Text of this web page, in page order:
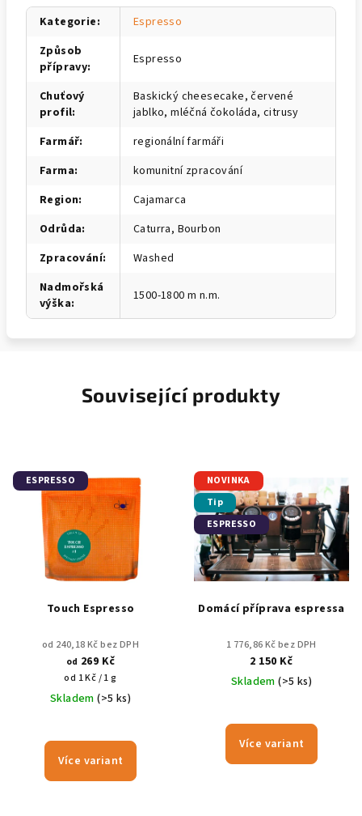
Kategorie:
Espresso
Způsob
přípravy: Espresso
Chuťový
profil:
Baskický cheesecake, červené
jablko, mléčná čokoláda, citrusy
Farmář:
regionální farmáři
Farma:
komunitní zpracování
Region:
Cajamarca
Odrůda:
Caturra, Bourbon
Zpracování:
Washed
Nadmořská
výška: 1500-1800 m n.m.
Související produkty
ESPRESSO
Touch Espresso
od 240,18 Kč bez DPH
od 269 Kč
Měrná
cena:
od 1 Kč / 1 g
Skladem(>5 ks)
Více variant
NOVINKA
Tip
ESPRESSO
Domácí příprava espressa
1 776,86 Kč bez DPH
2 150 Kč
Skladem(>5 ks)
Více variant